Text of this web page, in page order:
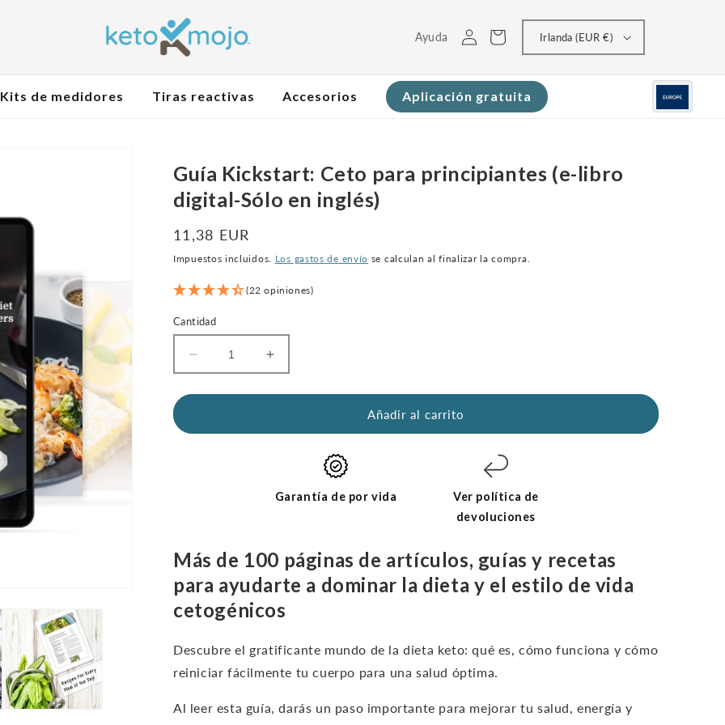
AyudaConectarseCarrito Irlanda (EUR €)
Kits de medidores Tiras reactivas Accesorios Aplicación gratuita
Guía Kickstart: Ceto para principiantes (e-libro
digital-Sólo en inglés)
Precio
normal
11,38 EUR
Impuestos incluidos. Los gastos de envío se calculan al finalizar la compra.
(22 opiniones)
Cantidad
Disminuir
la
cantidad
digital-
Sólo
en
inglés)
Aumentar
la
cantidad
Beginners
Sólo
en
Añadir al carrito
Garantía de por vida
Ver política de
devoluciones
Más de 100 páginas de artículos, guías y recetas
para ayudarte a dominar la dieta y el estilo de vida
cetogénicos
Descubre el gratificante mundo de la dieta keto: qué es, cómo funciona y cómo
reiniciar fácilmente tu cuerpo para una salud óptima.
Al leer esta guía, darás un paso importante para mejorar tu salud, energía y